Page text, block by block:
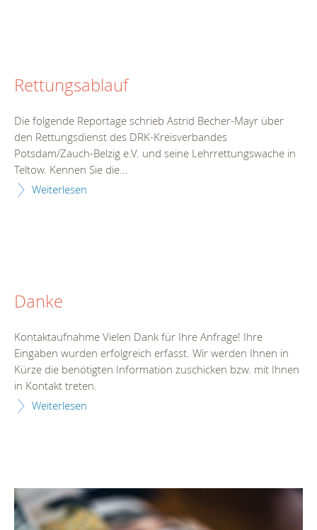
Rettungsablauf
Die folgende Reportage schrieb Astrid Becher-Mayr über
den Rettungsdienst des DRK-Kreisverbandes
Potsdam/Zauch-Belzig e.V. und seine Lehrrettungswache in
Teltow. Kennen Sie die...
Weiterlesen
Danke
Kontaktaufnahme Vielen Dank für Ihre Anfrage! Ihre
Eingaben wurden erfolgreich erfasst. Wir werden Ihnen in
Kürze die benötigten Information zuschicken bzw. mit Ihnen
in Kontakt treten.
Weiterlesen